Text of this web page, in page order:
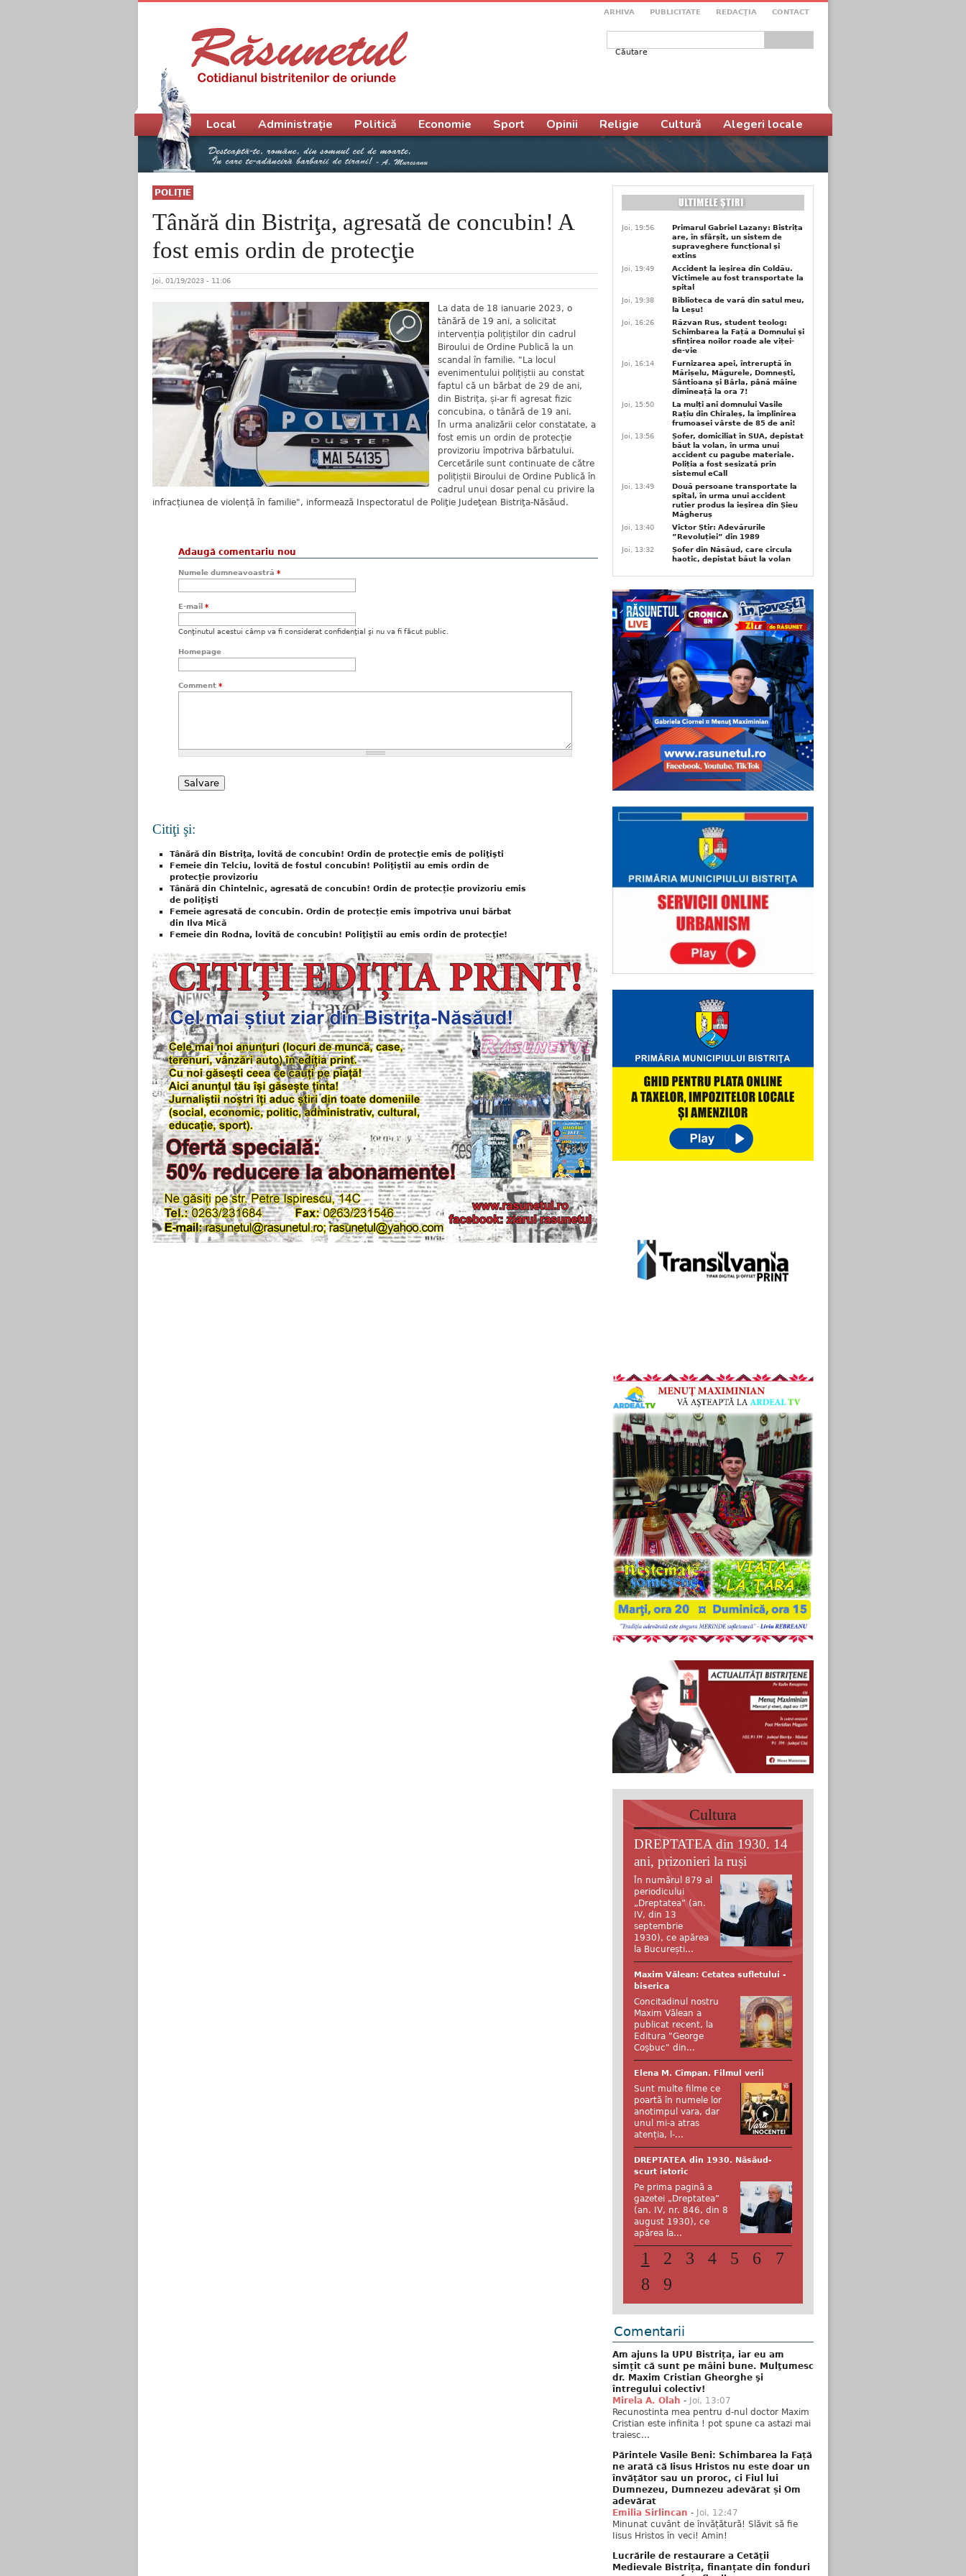
ARHIVA PUBLICITATE REDACŢIA CONTACT
Formular de căutare
POLIŢIE
Tânără din Bistriţa, agresată de concubin! A
fost emis ordin de protecţie
Joi, 01/19/2023 - 11:06
La data de 18 ianuarie 2023, o
tânără de 19 ani, a solicitat
intervenția polițiștilor din cadrul
Biroului de Ordine Publică la un
scandal în familie. "La locul
evenimentului polițiștii au constat
faptul că un bărbat de 29 de ani,
din Bistrița, și-ar fi agresat fizic
concubina, o tânără de 19 ani.
În urma analizării celor constatate, a
fost emis un ordin de protecție
provizoriu împotriva bărbatului.
Cercetările sunt continuate de către
polițiștii Biroului de Ordine Publică în
cadrul unui dosar penal cu privire la
infracțiunea de violență în familie", informează Inspectoratul de Poliţie Judeţean Bistriţa-Năsăud.
Adaugă comentariu nou
Numele dumneavoastră *
E-mail *
Conţinutul acestui câmp va fi considerat confidenţial şi nu va fi făcut public.
Homepage
Comment *
Citiţi şi:
Tânără din Bistriţa, lovită de concubin! Ordin de protecţie emis de poliţişti
Femeie din Telciu, lovită de fostul concubin! Poliţiştii au emis ordin de
protecție provizoriu
Tânără din Chintelnic, agresată de concubin! Ordin de protecție provizoriu emis
de poliţişti
Femeie agresată de concubin. Ordin de protecție emis împotriva unui bărbat
din Ilva Mică
Femeie din Rodna, lovită de concubin! Poliţiştii au emis ordin de protecţie!
Meniu principal
Local Administrație Politică Economie Sport Opinii Religie Cultură Alegeri locale
Joi, 19:56
Primarul Gabriel Lazany: Bistrița
are, în sfârșit, un sistem de
supraveghere funcțional și
extins
Joi, 19:49
Accident la ieșirea din Coldău.
Victimele au fost transportate la
spital
Joi, 19:38
Biblioteca de vară din satul meu,
la Leșu!
Joi, 16:26
Răzvan Rus, student teolog:
Schimbarea la Față a Domnului și
sfințirea noilor roade ale viței-
de-vie
Joi, 16:14
Furnizarea apei, întreruptă în
Mărișelu, Măgurele, Domnești,
Sântioana și Bârla, până mâine
dimineață la ora 7!
Joi, 15:50
La mulți ani domnului Vasile
Rațiu din Chiraleș, la împlinirea
frumoasei vârste de 85 de ani!
Joi, 13:56
Șofer, domiciliat în SUA, depistat
băut la volan, în urma unui
accident cu pagube materiale.
Poliția a fost sesizată prin
sistemul eCall
Joi, 13:49
Două persoane transportate la
spital, în urma unui accident
rutier produs la ieșirea din Șieu
Măgheruș
Joi, 13:40
Victor Știr: Adevărurile
”Revoluției” din 1989
Joi, 13:32
Șofer din Năsăud, care circula
haotic, depistat băut la volan
Cultura
DREPTATEA din 1930. 14
ani, prizonieri la ruși
În numărul 879 al
periodicului
„Dreptatea” (an.
IV, din 13
septembrie
1930), ce apărea
la București...
Maxim Vălean: Cetatea sufletului -
biserica
Concitadinul nostru
Maxim Vălean a
publicat recent, la
Editura "George
Coşbuc" din...
Elena M. Cîmpan. Filmul verii
Sunt multe filme ce
poartă în numele lor
anotimpul vara, dar
unul mi-a atras
atenția, l-...
DREPTATEA din 1930. Năsăud-
scurt istoric
Pe prima pagină a
gazetei „Dreptatea”
(an. IV, nr. 846, din 8
august 1930), ce
apărea la...
1 2 3 4 5 6
7
8
9
Comentarii
Am ajuns la UPU Bistrița, iar eu am
simțit că sunt pe mâini bune. Mulţumesc
dr. Maxim Cristian Gheorghe şi
întregului colectiv!
Mirela A. Olah - Joi, 13:07
Recunostinta mea pentru d-nul doctor Maxim
Cristian este infinita ! pot spune ca astazi mai
traiesc...
Părintele Vasile Beni: Schimbarea la Față
ne arată că Iisus Hristos nu este doar un
învățător sau un proroc, ci Fiul lui
Dumnezeu, Dumnezeu adevărat și Om
adevărat
Emilia Sirlincan - Joi, 12:47
Minunat cuvânt de învățătură! Slăvit să fie
Iisus Hristos în veci! Amin!
Lucrările de restaurare a Cetății
Medievale Bistrița, finanțate din fonduri